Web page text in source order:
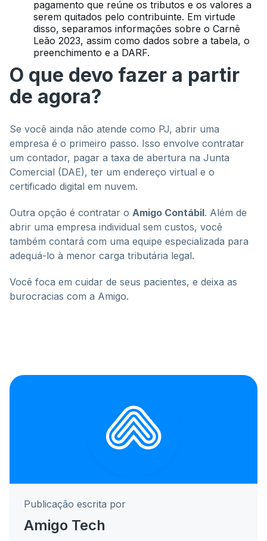
pagamento que reúne os tributos e os valores a
serem quitados pelo contribuinte. Em virtude
disso, separamos informações sobre o Carnê
Leão 2023, assim como dados sobre a tabela, o
preenchimento e a DARF.
O que devo fazer a partir
de agora?
Se você ainda não atende como PJ, abrir uma
empresa é o primeiro passo. Isso envolve contratar
um contador, pagar a taxa de abertura na Junta
Comercial (DAE), ter um endereço virtual e o
certificado digital em nuvem.
Outra opção é contratar o Amigo Contábil. Além de
abrir uma empresa individual sem custos, você
também contará com uma equipe especializada para
adequá-lo à menor carga tributária legal.
Você foca em cuidar de seus pacientes, e deixa as
burocracias com a Amigo.
Publicação escrita por
Amigo Tech